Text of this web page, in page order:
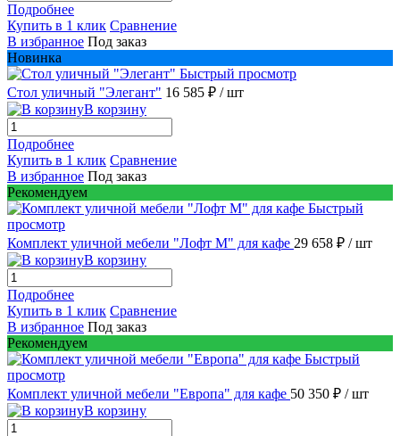
Подробнее
Купить в 1 клик Сравнение
В избранное Под заказ
Новинка
Быстрый просмотр
Стол уличный "Элегант" 16 585 ₽ / шт
В корзину
Подробнее
Купить в 1 клик Сравнение
В избранное Под заказ
Рекомендуем
Быстрый
просмотр
Комплект уличной мебели "Лофт М" для кафе 29 658 ₽ / шт
В корзину
Подробнее
Купить в 1 клик Сравнение
В избранное Под заказ
Рекомендуем
Быстрый
просмотр
Комплект уличной мебели "Европа" для кафе 50 350 ₽ / шт
В корзину